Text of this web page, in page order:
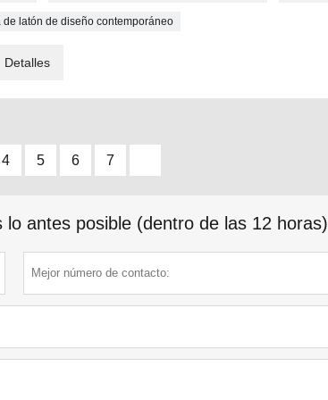
de latón de diseño contemporáneo
Detalles
4 5 6 7
antes posible (dentro de las 12 horas)